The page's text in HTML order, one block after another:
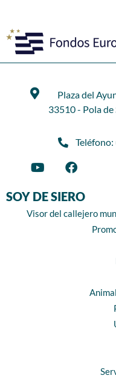
Plaza del
33510 - Pola
SOY DE SIERO
Visor del callejero